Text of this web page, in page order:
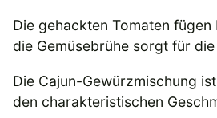
Die gehackten Tomaten fügen
die Gemüsebrühe sorgt für
Die Cajun-Gewürzmischung
den charakteristischen